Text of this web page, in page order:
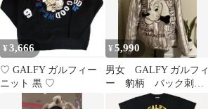
¥ 3,666
♡ GALFY ガルフィー
ニット 黒 ♡
¥5,990
男女 GALFY ガルフィ
ー 豹柄 バック刺
繍 ボアジャケット